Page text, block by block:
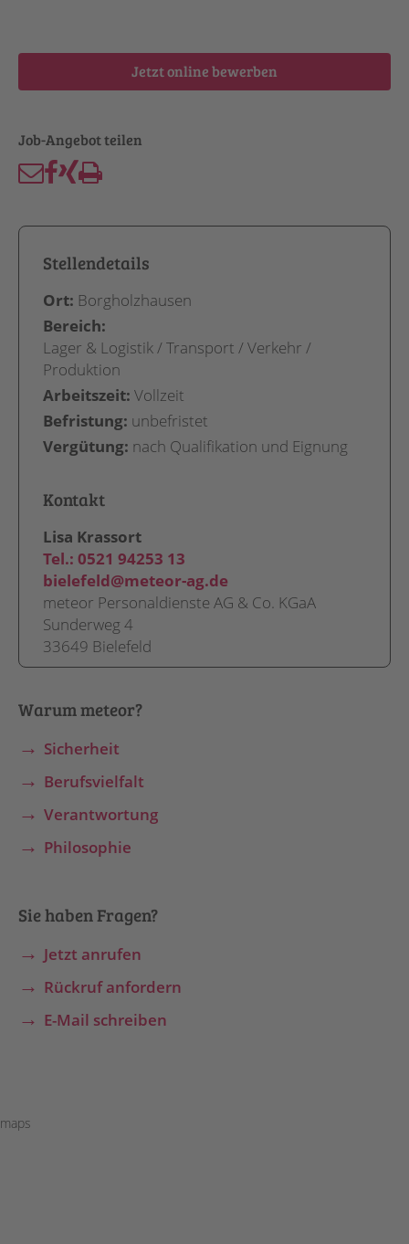
Jetzt online bewerben
Stellendetails
Ort: Borgholzhausen
Bereich:
Lager & Logistik / Transport / Verkehr /
Produktion
Arbeitszeit: Vollzeit
Befristung: unbefristet
Vergütung: nach Qualifikation und Eignung
Kontakt
Lisa Krassort
Tel.: 0521 94253 13
bielefeld@meteor-ag.de
meteor Personaldienste AG & Co. KGaA
Sunderweg 4
33649 Bielefeld
Warum meteor?
Sicherheit
Berufsvielfalt
Verantwortung
Philosophie
Sie haben Fragen?
Jetzt anrufen
Rückruf anfordern
E-Mail schreiben
maps